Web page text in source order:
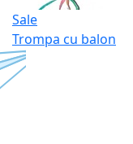
Sale
Trompa cu balon